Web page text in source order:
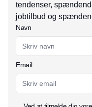
tendenser,
jobtilbud og
Navn
Email